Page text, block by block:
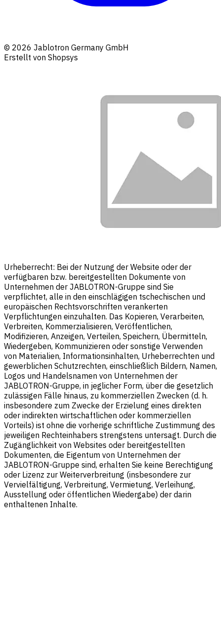
© 2026 Jablotron Germany GmbH
Erstellt von Shopsys
Urheberrecht: Bei der Nutzung der Website oder der
verfügbaren bzw. bereitgestellten Dokumente von
Unternehmen der JABLOTRON-Gruppe sind Sie
verpflichtet, alle in den einschlägigen tschechischen und
europäischen Rechtsvorschriften verankerten
Verpflichtungen einzuhalten. Das Kopieren, Verarbeiten,
Verbreiten, Kommerzialisieren, Veröffentlichen,
Modifizieren, Anzeigen, Verteilen, Speichern, Übermitteln,
Wiedergeben, Kommunizieren oder sonstige Verwenden
von Materialien, Informationsinhalten, Urheberrechten und
gewerblichen Schutzrechten, einschließlich Bildern, Namen,
Logos und Handelsnamen von Unternehmen der
JABLOTRON-Gruppe, in jeglicher Form, über die gesetzlich
zulässigen Fälle hinaus, zu kommerziellen Zwecken (d. h.
insbesondere zum Zwecke der Erzielung eines direkten
oder indirekten wirtschaftlichen oder kommerziellen
Vorteils) ist ohne die vorherige schriftliche Zustimmung des
jeweiligen Rechteinhabers strengstens untersagt. Durch die
Zugänglichkeit von Websites oder bereitgestellten
Dokumenten, die Eigentum von Unternehmen der
JABLOTRON-Gruppe sind, erhalten Sie keine Berechtigung
oder Lizenz zur Weiterverbreitung (insbesondere zur
Vervielfältigung, Verbreitung, Vermietung, Verleihung,
Ausstellung oder öffentlichen Wiedergabe) der darin
enthaltenen Inhalte.